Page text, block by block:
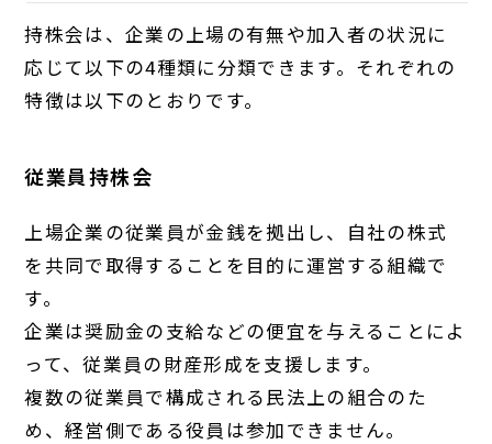
持株会は、企業の上場の有無や加入者の状況に
応じて以下の4種類に分類できます。それぞれの
特徴は以下のとおりです。
従業員持株会
上場企業の従業員が金銭を拠出し、自社の株式
を共同で取得することを目的に運営する組織で
す。
企業は奨励金の支給などの便宜を与えることによ
って、従業員の財産形成を支援します。
複数の従業員で構成される民法上の組合のた
め、経営側である役員は参加できません。